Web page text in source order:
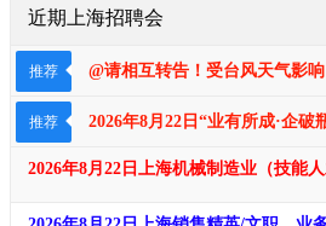
近期上海招聘会
推荐 @请相互转告！受台风天气影
推荐 2026年8月22日“业有所成·企
2026年8月22日上海机械制造业（技能